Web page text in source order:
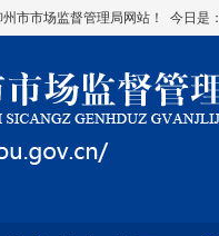
州市市场监督管理局网站！ 今日是